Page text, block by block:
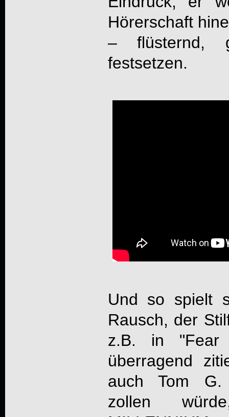
Hörerschaft
– flüsternd,
festsetzen.
Und so spielt
Rausch, der
z.B. in "Fear
überragend
auch Tom G.
zollen